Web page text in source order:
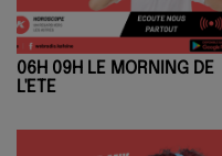
06H 09H LE MORNING DE
L'ETE